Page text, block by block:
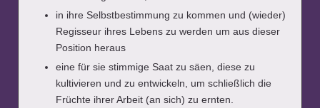
in ihre Selbstbestimmung zu kommen und (wieder)
Regisseur ihres Lebens zu werden um aus dieser
Position heraus
eine für sie stimmige Saat zu säen, diese zu
kultivieren und zu entwickeln, um schließlich die
Früchte ihrer Arbeit (an sich) zu ernten.